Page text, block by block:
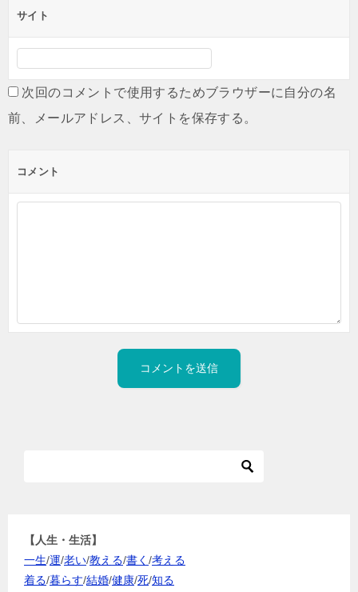
サイト
次回のコメントで使用するためブラウザーに自分の名
前、メールアドレス、サイトを保存する。
コメント
【人生・生活】
一生/運/老い/教える/書く /考える
着る/暮らす/結婚/健康/死/知る